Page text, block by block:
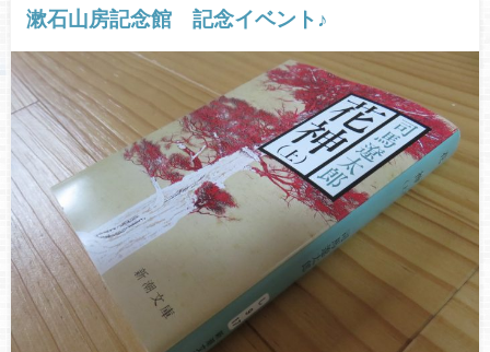
漱石山房記念館 記念イベント♪